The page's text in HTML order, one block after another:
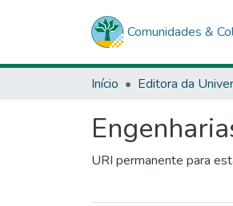
Comunidades &
Início
URI permanente para